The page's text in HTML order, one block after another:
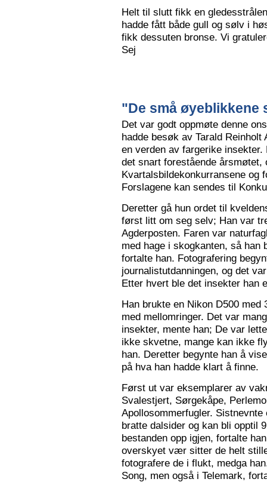
Helt til slutt fikk en
hadde fått både gull og sølv i
fikk dessuten bronse. Vi
Sej
"De små øyeblikkene
Det var godt oppmøte denne
hadde besøk av Tarald
en verden av fargerike
det snart forestående
Kvartalsbildekonkurransene og
Forslagene kan sendes til
Deretter gå hun ordet til
først litt om seg selv; Han var
Agderposten. Faren var
med hage i skogkanten, så han
fortalte han. Fotografering
journalistutdanningen, og det
Etter hvert ble det insekter han
Han brukte en Nikon D500
med mellomringer. Det var
insekter, mente han; De var
ikke skvetne, mange kan ikke
han. Deretter begynte han å
på hva han hadde klart å finne.
Først ut var eksemplarer av
Svalestjert, Sørgekåpe,
Apollosommerfugler.
bratte dalsider og kan bli opptil
bestanden opp igjen, fortalte
overskyet vær sitter de helt
fotografere de i flukt, medga
Song, men også i Telemark,